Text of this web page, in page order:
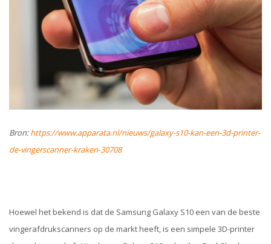
Bron:https://www.apparata.nl/nieuws/galaxy-s10-kan-een-3d-printer-
de-vingerscanner-kraken-30708
Hoewel het bekend is dat de Samsung Galaxy S10 een van de beste
vingerafdrukscanners op de markt heeft, is een simpele 3D-printer